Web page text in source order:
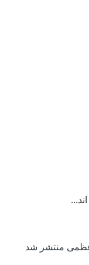
"رنج
...
منتشر شد